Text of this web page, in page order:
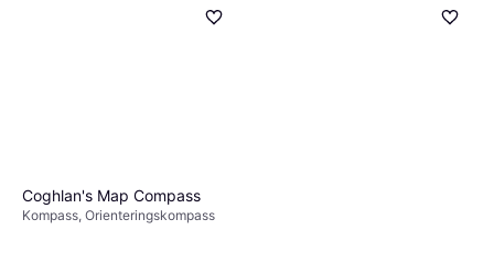
Coghlan's Map Compass
Kompass, Orienteringskompass